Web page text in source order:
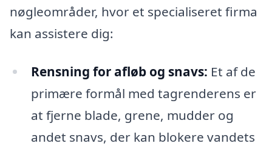
nøgleområder, hvor et specialiseret firma
kan assistere dig:
Rensning for afløb og snavs: Et af de
primære formål med tagrenderens er
at fjerne blade, grene, mudder og
andet snavs, der kan blokere vandets